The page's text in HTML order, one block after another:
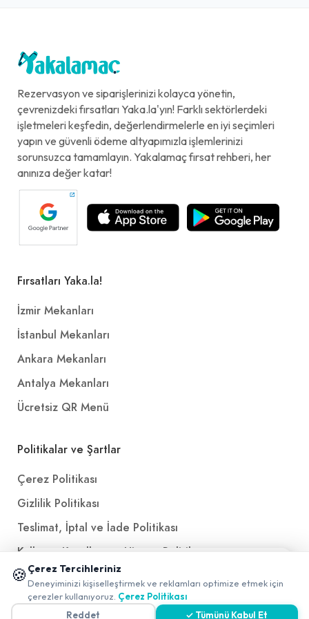
Rezervasyon ve siparişlerinizi kolayca yönetin,
çevrenizdeki fırsatları Yaka.la'yın! Farklı sektörlerdeki
işletmeleri keşfedin, değerlendirmelerle en iyi seçimleri
yapın ve güvenli ödeme altyapımızla işlemlerinizi
sorunsuzca tamamlayın. Yakalamaç fırsat rehberi, her
anınıza değer katar!
Fırsatları Yaka.la!
İzmir Mekanları
İstanbul Mekanları
Ankara Mekanları
Antalya Mekanları
Ücretsiz QR Menü
Politikalar ve Şartlar
Çerez Politikası
Gizlilik Politikası
Teslimat, İptal ve İade Politikası
Kullanım Koşulları ve Hizmet Politikası
KVKK Politikası
Kişisel Verileri Aydınlatma Metni
🍪 Çerez Tercihleriniz
Deneyiminizi kişiselleştirmek ve reklamları optimize etmek için
çerezler kullanıyoruz. Çerez Politikası
Reddet
✓ Tümünü Kabul Et
📱 Mobil uygulamamızı keşfedin!
✖